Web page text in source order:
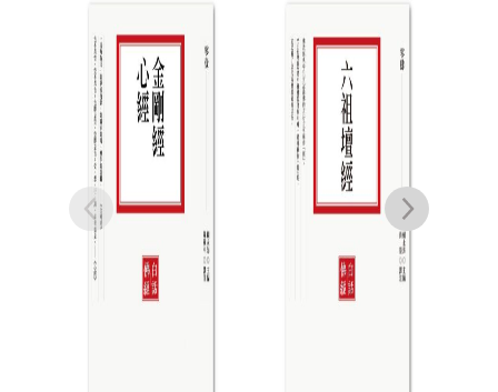
夏多的圖解手相〔你
的人生使用說明書〕
【限量贈品組】有貼
有保佑開運貼紙＋快
速識人攻略手冊：用
掌紋分析8大運勢，
讓你一眼就能看透感
情、財富甚至是未
來！
手相夏多